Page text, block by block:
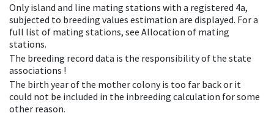
Only island and line mating stations with a registered 4a,
subjected to breeding values estimation are displayed. For a
full list of mating stations, see Allocation of mating
stations.
The breeding record data is the responsibility of the state
associations !
The birth year of the mother colony is too far back or it
could not be included in the inbreeding calculation for some
other reason.